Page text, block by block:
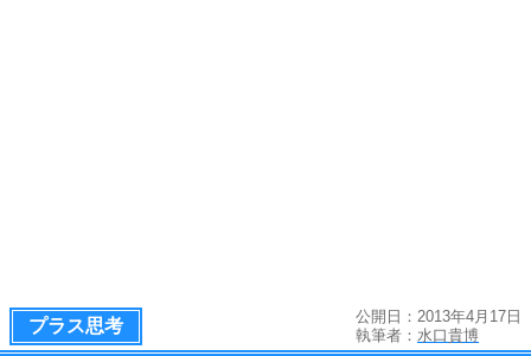
プラス思考
公開日：2013年4月17日
執筆者： 水口貴博